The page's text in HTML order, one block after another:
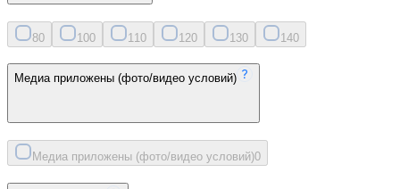
80 100 11 0 120 130 140
Медиа приложены (фото/видео условий)
Медиа приложены (фото/видео условий)0